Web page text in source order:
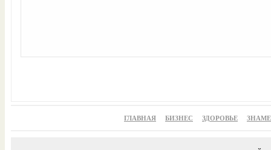
ГЛАВНАЯ БИЗНЕС ЗДОРОВЬЕ